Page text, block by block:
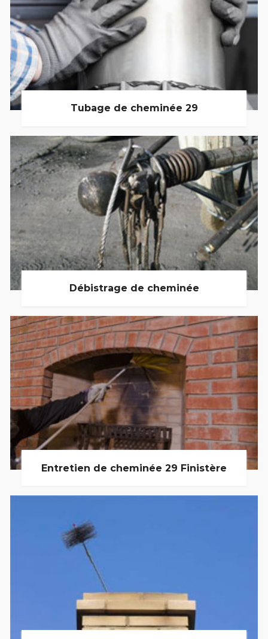
Tubage de cheminée 29
Débistrage de cheminée
Entretien de cheminée 29 Finistère